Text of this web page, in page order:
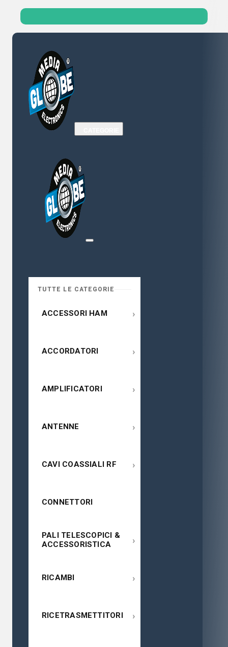
TUTTE LE CATEGORIE
ACCESSORI HAM ›
ACCORDATORI ›
AMPLIFICATORI ›
ANTENNE ›
CAVI COASSIALI RF ›
CONNETTORI
PALI TELESCOPICI &
ACCESSORISTICA
›
RICAMBI ›
RICETRASMETTITORI ›